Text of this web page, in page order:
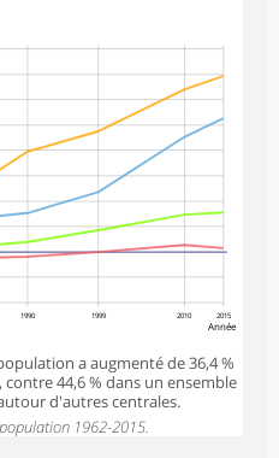
Année
1990 1999 2010 2015
a augmenté de 36,4 %
44,6 % dans un ensemble
d'autres centrales.
1962-2015.